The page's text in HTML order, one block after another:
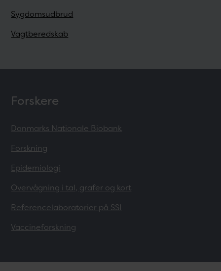
Sygdomsudbrud
Vagtberedskab
Forskere
Danmarks Nationale Biobank
Forskning
Epidemiologi
Overvågning i tal, grafer og kort
Referencelaboratorier på SSI
Vaccineforskning